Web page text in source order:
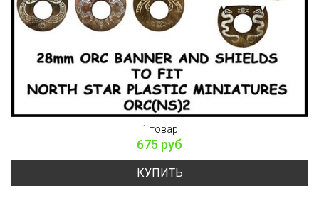
1 товар
675 руб
КУПИТЬ